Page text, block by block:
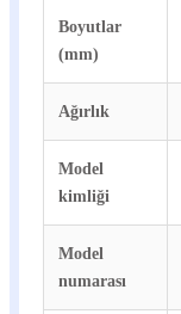
Boyutlar
(mm)
Ağırlık
Model
kimliği
Model
numarası